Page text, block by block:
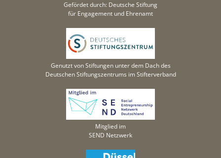
Gefördet durch: Deutsche Stiftung
für Engagement und Ehrenamt
Genutzt von Stiftungen unter dem Dach des
Deutschen Stiftungszentrums im Stifterverband
Mitglied im
SEND Netzwerk